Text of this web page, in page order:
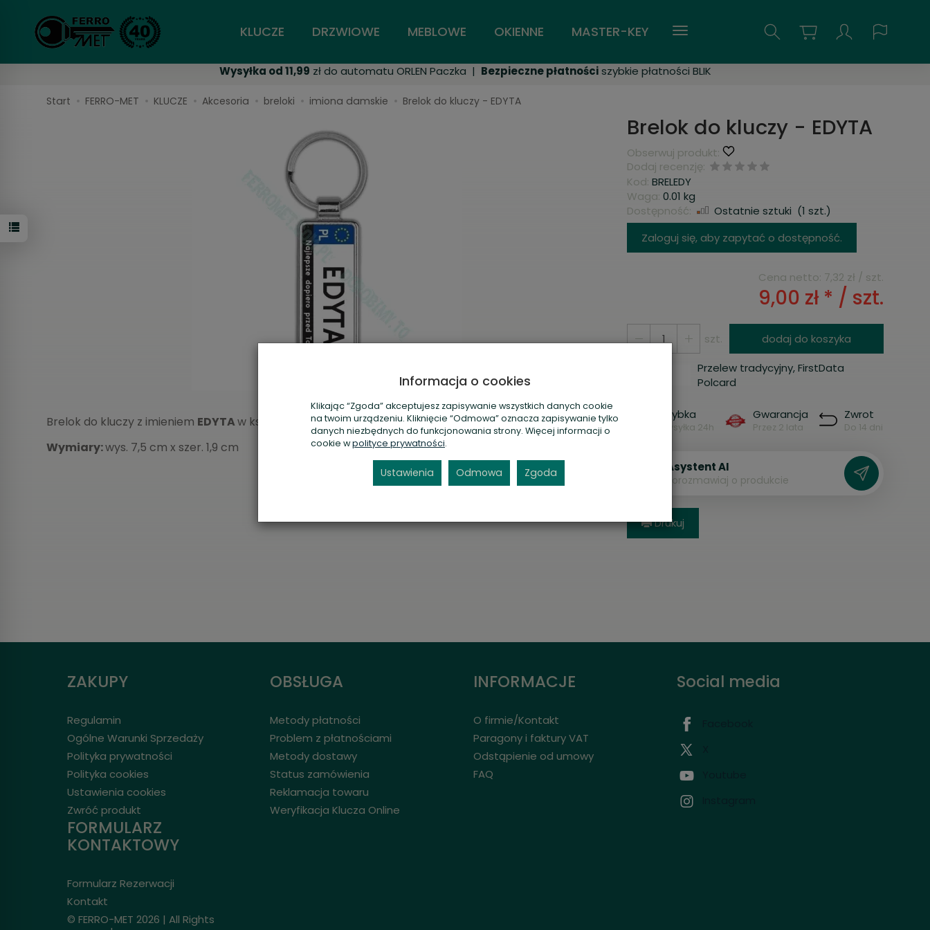
Wysyłka od 11,99 zł do automatu ORLEN Paczka | Bezpieczne płatnościszybkie płatności BLIK
KLUCZE DRZWIOWE MEBLOWE OKIENNE MASTER-KEY
Start FERRO-MET KLUCZE Akcesoria breloki imiona damskie Brelok do kluczy - EDYTA
Brelok do kluczy - EDYTA
Obserwuj produkt:
Dodaj recenzję:
Kod: BRELEDY
Waga: 0.01 kg
Dostępność:
Ostatnie sztuki (1 szt.)
Zaloguj się, aby zapytać o dostępność.
Cena netto: 7,32 zł / szt.
9,00 zł * / szt.
szt.
dodaj do koszyka
Przelew tradycyjny, FirstData
Polcard
Szybka
Wysyłka 24h
Gwarancja
Przez 2 lata
Zwrot
Do 14 dni
Asystent AI
orozmawiaj o produkcie
Drukuj
Brelok do kluczy z imieniem EDYTAw kształcie tablicy rejestracyjnej.
Wymiary:wys. 7,5 cm x szer. 1,9 cm
ZAKUPY
Regulamin
Ogólne Warunki Sprzedaży
Polityka prywatności
Polityka cookies
Ustawienia cookies
Zwróć produkt
OBSŁUGA
Metody płatności
Problem z płatnościami
Metody dostawy
Status zamówienia
Reklamacja towaru
Weryfikacja Klucza Online
INFORMACJE
O firmie/Kontakt
Paragony i faktury VAT
Odstąpienie od umowy
FAQ
FORMULARZ
KONTAKTOWY
Formularz Rezerwacji
Kontakt
© FERRO-MET 2026 | All Rights
Social media
Informacja o cookies
Klikając “Zgoda” akceptujesz zapisywanie wszystkich danych cookie
na twoim urządzeniu. Kliknięcie “Odmowa” oznacza zapisywanie tylko
danych niezbędnych do funkcjonowania strony. Więcej informacji o
cookie wpolityce prywatności.
Ustawienia Odmowa Zgoda